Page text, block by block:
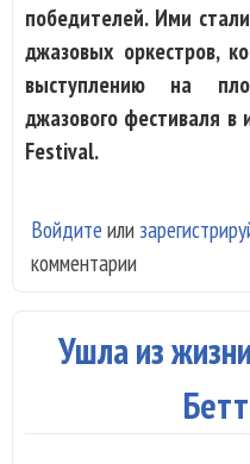
победителей. Ими
джазовых оркестров,
выступлению на
джазового фестиваля в
Festival.
Войдите или
комментарии
Ушла из